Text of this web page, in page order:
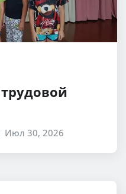
Июл 30, 2026